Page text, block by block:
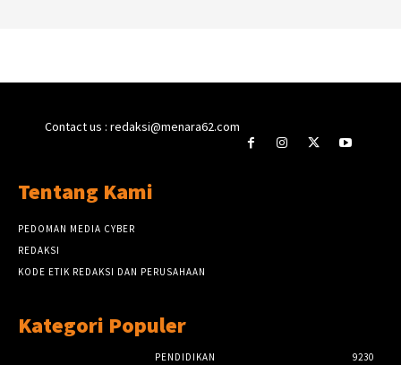
Contact us : redaksi@menara62.com
Tentang Kami
PEDOMAN MEDIA CYBER
REDAKSI
KODE ETIK REDAKSI DAN PERUSAHAAN
Kategori Populer
PENDIDIKAN
9230